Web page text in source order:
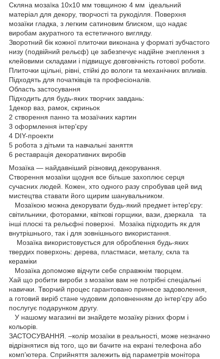
Скляна мозаїка 10х10 мм товщиною 4 мм ідеальний
матеріал для декору, творчості та рукоділля. Поверхня
мозаїки гладка, з легким сатиновим блиском, що надає
виробам акуратного та естетичного вигляду.
Зворотний бік кожної плиточки виконана у форматі зубчастого
низу (подвійний рельєф) це забезпечує надійне зчеплення з
клейовими складами і підвищує довговічність готової роботи.
Плиточки щільні, рівні, стійкі до вологи та механічних впливів.
Підходять для початківців та професіоналів.
Область застосування
Підходить для будь-яких творчих завдань:
1декор ваз, рамок, скриньок
2 створення панно та мозаїчних картин
3 оформлення інтер'єру
4 DIY-проекти
5 робота з дітьми та навчальні заняття
6 реставрація декоративних виробів
Мозаїка — найдавніший різновид декорування.
Створення мозаїки щодня все більше захоплює серця
сучасних людей. Кожен, хто одного разу спробував цей вид
мистецтва ставати його щирим шанувальником.
Мозаїкою можна декорувати будь-який предмет інтер'єру:
світильники, фоторамки, квіткові горщики, вази, дзеркала та
інші плоскі та рельєфні поверхні. Мозаїка підходить як для
внутрішнього, так і для зовнішнього використання.
Мозаїка використовується для оброблення будь-яких
твердих поверхонь: дерева, пластмаси, металу, скла та
кераміки
Мозаїка допоможе відчути себе справжнім творцем.
Хай що робити вироби з мозаїки вам не потрібні спеціальні
навички. Творчий процес гарантовано принесе задоволення,
а готовий виріб стане чудовим доповненням до інтер'єру або
послугує подарунком другу.
У нашому магазині ви знайдете мозаїку різних форм і
кольорів.
ЗАСТОСУВАННЯ. –колір мозаїки в реальності, може незначно
відрізнятися від того, що ви бачите на екрані телефона або
комп'ютера. Сприйняття залежить від параметрів монітора